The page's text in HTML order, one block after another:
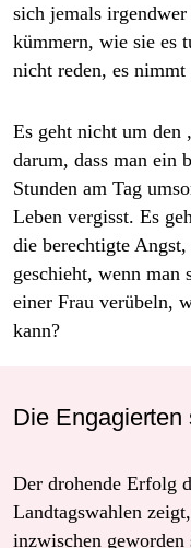
sich jemals
kümmern, wie sie es
nicht reden, es
Es geht nicht um den
darum, dass man ein
Stunden am Tag
Leben vergisst. Es
die berechtigte
geschieht, wenn man
einer Frau verübeln,
kann?
Die Engagierten
Der drohende Erfolg
Landtagswahlen
inzwischen geworden